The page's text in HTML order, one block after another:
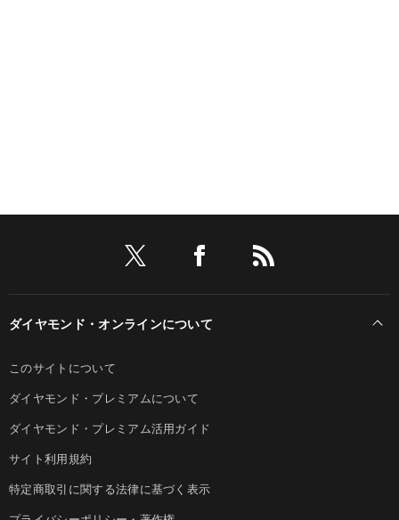
ダイヤモンド・オンラインについて
このサイトについて
ダイヤモンド・プレミアムについて
ダイヤモンド・プレミアム活用ガイド
サイト利用規約
特定商取引に関する法律に基づく表示